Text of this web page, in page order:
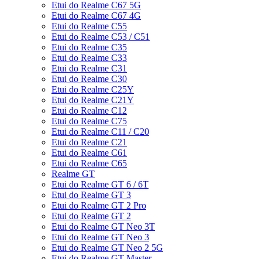
Etui do Realme C67 5G
Etui do Realme C67 4G
Etui do Realme C55
Etui do Realme C53 / C51
Etui do Realme C35
Etui do Realme C33
Etui do Realme C31
Etui do Realme C30
Etui do Realme C25Y
Etui do Realme C21Y
Etui do Realme C12
Etui do Realme C75
Etui do Realme C11 / C20
Etui do Realme C21
Etui do Realme C61
Etui do Realme C65
Realme GT
Etui do Realme GT 6 / 6T
Etui do Realme GT 3
Etui do Realme GT 2 Pro
Etui do Realme GT 2
Etui do Realme GT Neo 3T
Etui do Realme GT Neo 3
Etui do Realme GT Neo 2 5G